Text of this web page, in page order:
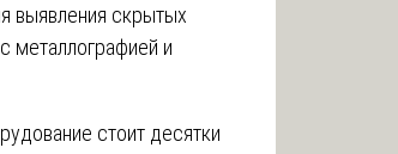
выявления скрытых
металлографией и
стоит десятки